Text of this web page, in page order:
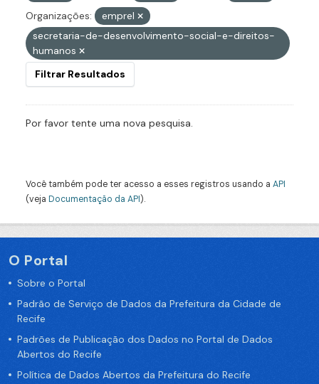
Organizações:
emprel
secretaria-de-desenvolvimento-social-e-direitos-
humanos
Filtrar Resultados
Por favor tente uma nova pesquisa.
Você também pode ter acesso a esses registros usando a API
(veja Documentação da API).
O Portal
Sobre o Portal
Padrão de Serviço de Dados da Prefeitura da Cidade de
Recife
Padrões de Publicação dos Dados no Portal de Dados
Abertos do Recife
Política de Dados Abertos da Prefeitura do Recife